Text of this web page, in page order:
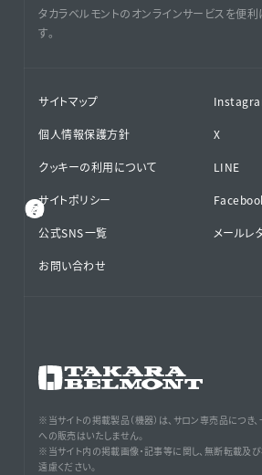
タカラベルモントのオンラインサービスを便
す。
サイトマップ
個人情報保護方針
クッキーの利用について
サイトポリシー
公式SNS⁨⁩一覧
お問い合わせ
X
LINE
メールレ
※当サイトの掲載製品（機器）は、サロン専売品につき
への販売はいたしません。
※当サイト内の掲載画像・記事等に関し、無断転載及
遠慮ください。